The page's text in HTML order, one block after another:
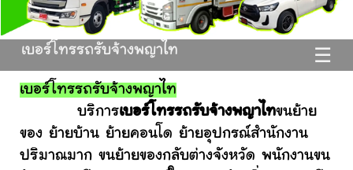
☰
เบอร์โทรรถรับจ้างพญาไท
เบอร์โทรรถรับจ้างพญาไท
บริการเบอร์โทรรถรับจ้างพญาไทขนย้าย
ของ ย้ายบ้าน ย้ายคอนโด ย้ายอุปกรณ์สำนักงาน
ปริมาณมาก ขนย้ายของกลับต่างจังหวัด พนักงานขน